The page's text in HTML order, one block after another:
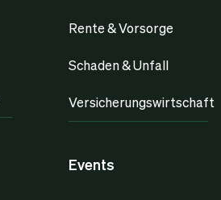
Rente & Vorsorge
Schaden & Unfall
Versicherungswirtschaft
Events